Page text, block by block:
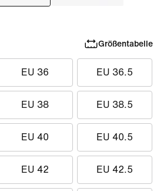
Größentabelle
EU 36 EU 36.5
EU 38 EU 38.5
EU 40 EU 40.5
EU 42 EU 42.5